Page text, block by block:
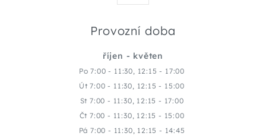
Provozní doba
říjen - květen
Po 7:00 - 11:30, 12:15 - 17:00
Út 7:00 - 11:30, 12:15 - 15:00
St 7:00 - 11:30, 12:15 - 17:00
Čt 7:00 - 11:30, 12:15 - 15:00
Pá 7:00 - 11:30, 12:15 - 14:45